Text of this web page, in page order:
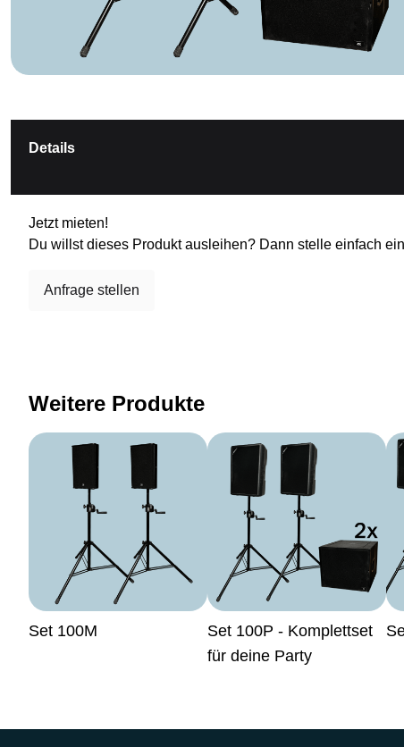
Details
Jetzt mieten!
Du willst dieses Produkt ausleihen? Dann stelle einfach
Anfrage stellen
Weitere Produkte
Set 100M
Set 100P - Komplettset
für deine Party